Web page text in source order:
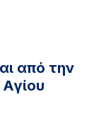
από την